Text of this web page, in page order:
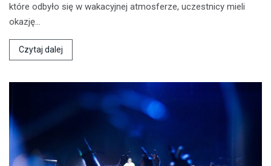
które odbyło się w wakacyjnej atmosferze, uczestnicy mieli
okazję…
Czytaj dalej